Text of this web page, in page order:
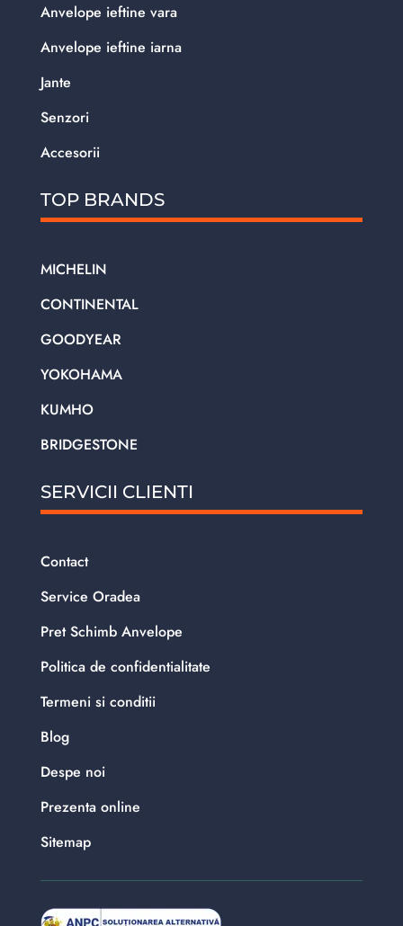
Anvelope ieftine vara
Anvelope ieftine iarna
Jante
Senzori
Accesorii
TOP BRANDS
MICHELIN
CONTINENTAL
GOODYEAR
YOKOHAMA
KUMHO
BRIDGESTONE
SERVICII CLIENTI
Contact
Service Oradea
Pret Schimb Anvelope
Politica de confidentialitate
Termeni si conditii
Blog
Despe noi
Prezenta online
Sitemap